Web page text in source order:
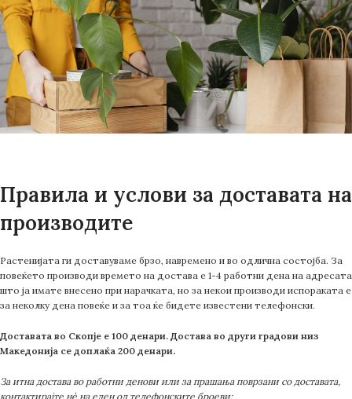
Правила и услови за доставата на
производите
Растенијата ги доставуваме брзо, навремено и во одлична состојба. За
повеќето производи времето на достава е 1-4 работни дена на адресата
што ја имате внесено при нарачката, но за некои производи испораката е
за неколку дена повеќе и за тоа ќе бидете известени телефонски.
Доставата во Скопје е 100 денари. Достава во други градови низ
Македонија се доплаќа 200 денари.
За итна достава во работни денови или за прашања поврзани со доставата,
контактирајте нè на еден од телефонските броеви: